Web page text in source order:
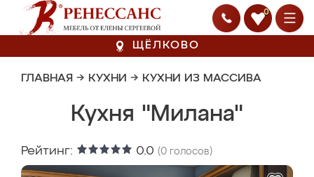
0
ЩЁЛКОВО
ГЛАВНАЯ → КУХНИ → КУХНИ ИЗ МАССИВА
Кухня "Милана"
Рейтинг: 0.0 (0 голосов)